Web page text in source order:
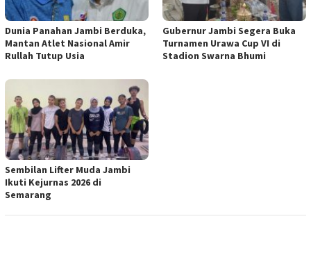
Dunia Panahan Jambi Berduka,
Mantan Atlet Nasional Amir
Rullah Tutup Usia
Gubernur Jambi Segera Buka
Turnamen Urawa Cup VI di
Stadion Swarna Bhumi
Sembilan Lifter Muda Jambi
Ikuti Kejurnas 2026 di
Semarang